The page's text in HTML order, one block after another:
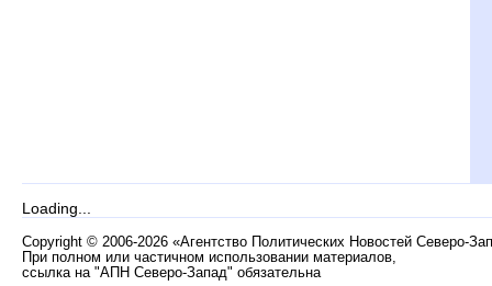
Loading...
Copyright © 2006-2026 «Агентство Политических Новостей Северо-
При полном или частичном использовании материалов,
ссылка на "АПН Северо-Запад" обязательна